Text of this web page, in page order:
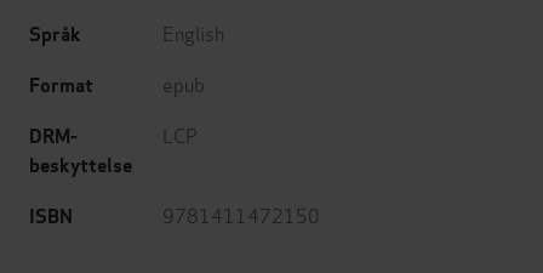
Språk English
Format epub
DRM-
beskyttelse
LCP
ISBN 9781411472150